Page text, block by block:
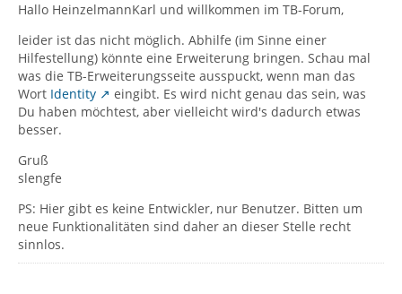
Hallo HeinzelmannKarl und willkommen im TB-Forum,
leider ist das nicht möglich. Abhilfe (im Sinne einer
Hilfestellung) könnte eine Erweiterung bringen. Schau mal
was die TB-Erweiterungsseite ausspuckt, wenn man das
Wort Identity
eingibt. Es wird nicht genau das sein, was
Du haben möchtest, aber vielleicht wird's dadurch etwas
besser.
Gruß
slengfe
PS: Hier gibt es keine Entwickler, nur Benutzer. Bitten um
neue Funktionalitäten sind daher an dieser Stelle recht
sinnlos.